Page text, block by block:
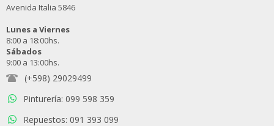
Avenida Italia 5846
Lunes a Viernes
8:00 a 18:00hs.
Sábados
9:00 a 13:00hs.
(+598) 29029499
Pinturería: 099 598 359
Repuestos: 091 393 099